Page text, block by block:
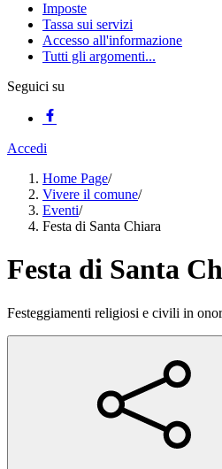
Imposte
Tassa sui servizi
Accesso all'informazione
Tutti gli argomenti...
Seguici su
Accedi
Home Page/
Vivere il comune/
Eventi/
Festa di Santa Chiara
Festa di Santa
Festeggiamenti religiosi e civili in